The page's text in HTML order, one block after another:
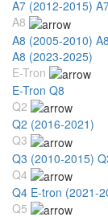
A7 (2012-2015)
A8
A8 (2005-2010)
A8 (2023-2025)
E-Tron
E-Tron Q8
Q2
Q2 (2016-2021)
Q3
Q3 (2010-2015)
Q4
Q4 E-tron (2021-
Q5